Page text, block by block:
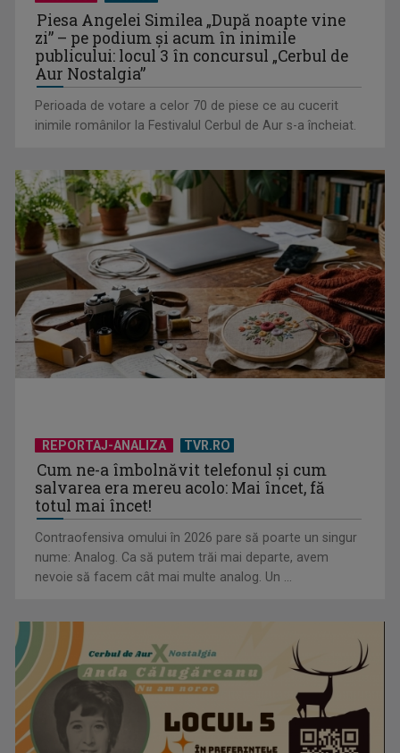
Libertate și austeritate: Cine e Stăpânul Inelelor ?
PROMO TVR.RO
Piesa Angelei Similea „După noapte vine
zi” – pe podium şi acum în inimile
publicului: locul 3 în concursul „Cerbul de
Aur Nostalgia”
Perioada de votare a celor 70 de piese ce au cucerit
REPORTAJ-ANALIZA TVR.RO
Cum ne-a îmbolnăvit telefonul și cum
salvarea era mereu acolo: Mai încet, fă
totul mai încet!
Contraofensiva omului în 2026 pare să poarte un singur
nume: Analog. Ca să putem trăi mai departe, avem